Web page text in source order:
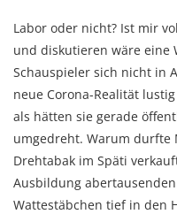
Labor oder nicht? Ist mir
und diskutieren wäre eine
Schauspieler sich nicht in
neue Corona-Realität
als hätten sie gerade
umgedreht. Warum durfte
Drehtabak im Späti
Ausbildung
Wattestäbchen tief in den